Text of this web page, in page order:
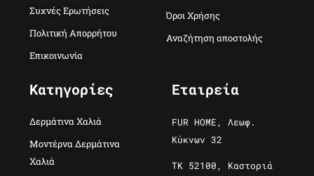
Συχνές Ερωτήσεις
Πολιτική Απορρήτου
Επικοινωνία
Όροι Χρήσης
Αναζήτηση αποστολής
Κατηγορίες
Δερμάτινα Χαλιά
Μοντέρνα Δερμάτινα
Χαλιά
Εταιρεία
FUR HOME, Λεωφ.
Κύκνων 32
ΤΚ 52100, Καστοριά